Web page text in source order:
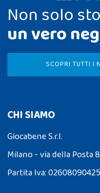
Non solo
un vero
SCOPRI TUTTI I
CHI SIAMO
Giocabene S.r.l.
Milano - via della Posta 8
Partita Iva: 02608090425